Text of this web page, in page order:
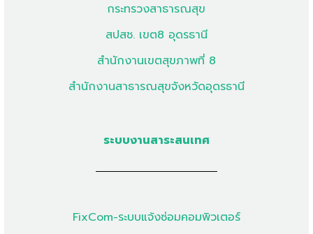
กระทรวงสาธารณสุข
สปสช. เขต8 อุดรธานี
สำนักงานเขตสุขภาพที่ 8
สำนักงานสาธารณสุขจังหวัดอุดรธานี
ระบบงานสาระสนเทศ
FixCom-ระบบแจ้งซ่อมคอมพิวเตอร์